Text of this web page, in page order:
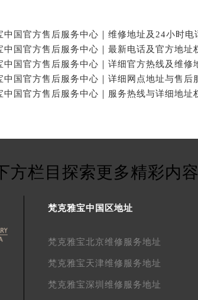
方栏目探索更多精彩内容
梵克雅宝中国区地址
梵克雅宝北京维修服务地址
梵克雅宝天津维修服务地址
梵克雅宝深圳维修服务地址